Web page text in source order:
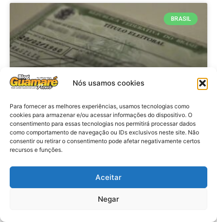
Nós usamos cookies
Para fornecer as melhores experiências, usamos tecnologias como
cookies para armazenar e/ou acessar informações do dispositivo. O
consentimento para essas tecnologias nos permitirá processar dados
como comportamento de navegação ou IDs exclusivos neste site. Não
consentir ou retirar o consentimento pode afetar negativamente certos
recursos e funções.
Aceitar
Negar
BRASIL
Brasil: Policia Federal investiga
753 casos de crimes eleitorais
antes das eleições